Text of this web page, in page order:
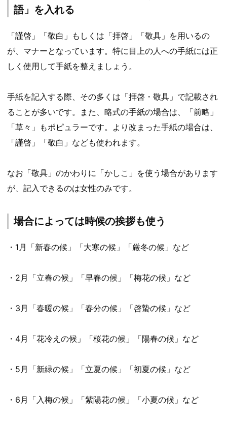
語」を入れる
「謹啓」「敬白」もしくは「拝啓」「敬具」を用いるの
が、マナーとなっています。特に目上の人への手紙には正
しく使用して手紙を整えましょう。
手紙を記入する際、その多くは「拝啓・敬具」で記載され
ることが多いです。また、略式の手紙の場合は、「前略」
「草々」もポピュラーです。より改まった手紙の場合は、
「謹啓」「敬白」なども使われます。
なお「敬具」のかわりに「かしこ」を使う場合があります
が、記入できるのは女性のみです。
場合によっては時候の挨拶も使う
・1月「新春の候」「大寒の候」「厳冬の候」など
・2月「立春の候」「早春の候」「梅花の候」など
・3月「春暖の候」「春分の候」「啓蟄の候」など
・4月「花冷えの候」「桜花の候」「陽春の候」など
・5月「新緑の候」「立夏の候」「初夏の候」など
・6月「入梅の候」「紫陽花の候」「小夏の候」など